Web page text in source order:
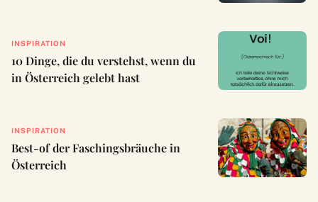
INSPIRATION
10 Dinge, die du verstehst, wenn du
in Österreich gelebt hast
INSPIRATION
Best-of der Faschingsbräuche in
Österreich